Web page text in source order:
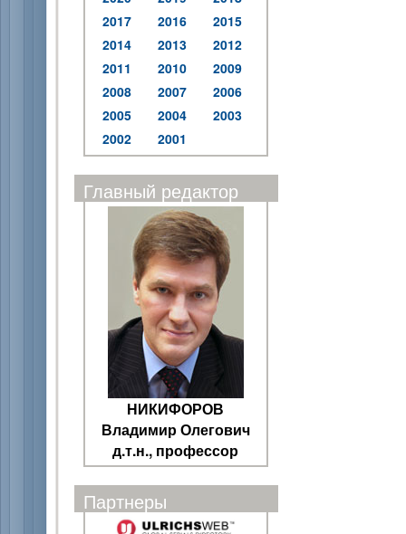
2017
2016
2015
2014
2013
2012
2011
2010
2009
2008
2007
2006
2005
2004
2003
2002
2001
Главный редактор
НИКИФОРОВ
Владимир Олегович
д.т.н., профессор
Партнеры